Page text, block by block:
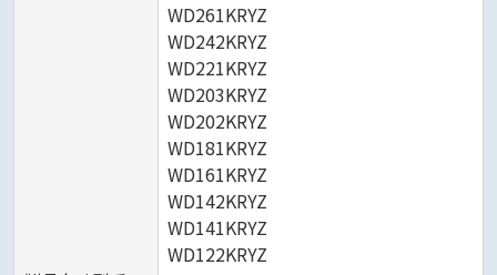
WD261KRYZ
WD242KRYZ
WD221KRYZ
WD203KRYZ
WD202KRYZ
WD181KRYZ
WD161KRYZ
WD142KRYZ
WD141KRYZ
WD122KRYZ